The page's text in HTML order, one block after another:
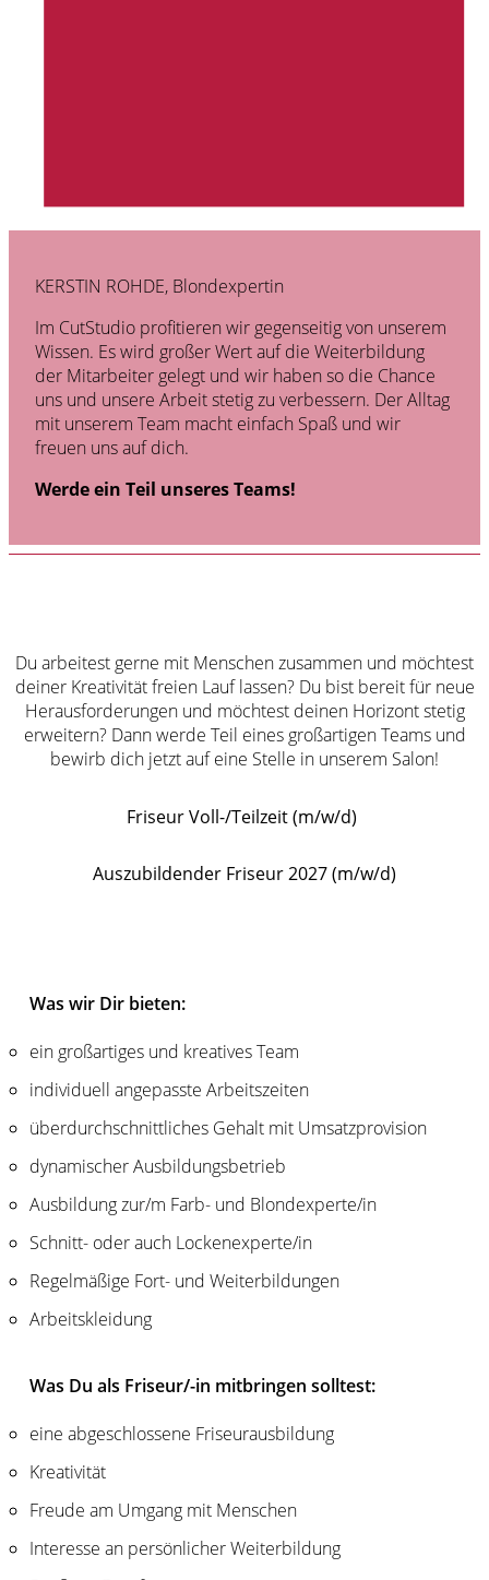
KERSTIN ROHDE, Blondexpertin
Im CutStudio profitieren wir gegenseitig von unserem
Wissen. Es wird großer Wert auf die Weiterbildung
der Mitarbeiter gelegt und wir haben so die Chance
uns und unsere Arbeit stetig zu verbessern. Der Alltag
mit unserem Team macht einfach Spaß und wir
freuen uns auf dich.
Werde ein Teil unseres Teams!
Du arbeitest gerne mit Menschen zusammen und möchtest
deiner Kreativität freien Lauf lassen? Du bist bereit für neue
Herausforderungen und möchtest deinen Horizont stetig
erweitern? Dann werde Teil eines großartigen Teams und
bewirb dich jetzt auf eine Stelle in unserem Salon!
Friseur Voll-/Teilzeit (m/w/d)
Auszubildender Friseur 2027 (m/w/d)
Was wir Dir bieten:
ein großartiges und kreatives Team
individuell angepasste Arbeitszeiten
überdurchschnittliches Gehalt mit Umsatzprovision
dynamischer Ausbildungsbetrieb
Ausbildung zur/m Farb- und Blondexperte/in
Schnitt- oder auch Lockenexperte/in
Regelmäßige Fort- und Weiterbildungen
Arbeitskleidung
Was Du als Friseur/-in mitbringen solltest:
eine abgeschlossene Friseurausbildung
Kreativität
Freude am Umgang mit Menschen
Interesse an persönlicher Weiterbildung